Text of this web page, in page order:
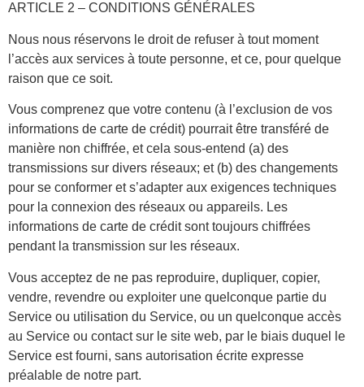
ARTICLE 2 – CONDITIONS GÉNÉRALES
Nous nous réservons le droit de refuser à tout moment
l’accès aux services à toute personne, et ce, pour quelque
raison que ce soit.
Vous comprenez que votre contenu (à l’exclusion de vos
informations de carte de crédit) pourrait être transféré de
manière non chiffrée, et cela sous-entend (a) des
transmissions sur divers réseaux; et (b) des changements
pour se conformer et s’adapter aux exigences techniques
pour la connexion des réseaux ou appareils. Les
informations de carte de crédit sont toujours chiffrées
pendant la transmission sur les réseaux.
Vous acceptez de ne pas reproduire, dupliquer, copier,
vendre, revendre ou exploiter une quelconque partie du
Service ou utilisation du Service, ou un quelconque accès
au Service ou contact sur le site web, par le biais duquel le
Service est fourni, sans autorisation écrite expresse
préalable de notre part.